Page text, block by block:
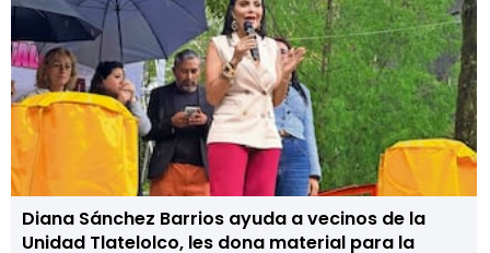
Diana Sánchez Barrios ayuda a vecinos de la
Unidad Tlatelolco, les dona material para la